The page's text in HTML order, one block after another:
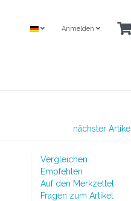
Anmelden
nächster Artikel
Vergleichen
Empfehlen
Auf den Merkzettel
Fragen zum Artikel